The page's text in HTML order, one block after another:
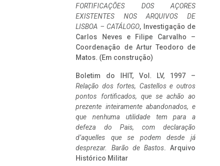
FORTIFICAÇÕES DOS AÇORES
EXISTENTES NOS ARQUIVOS DE
LISBOA – CATÁLOGO, Investigação de
Carlos Neves e Filipe Carvalho –
Coordenação de Artur Teodoro de
Matos. (Em construção)
Boletim do IHIT, Vol. LV, 1997 –
Relação dos fortes, Castellos e outros
pontos fortificados, que se achão ao
prezente inteiramente abandonados, e
que nenhuma utilidade tem para a
defeza do Pais, com declaração
d’aquelles que se podem desde já
desprezar. Barão de Bastos. Arquivo
Histórico Militar